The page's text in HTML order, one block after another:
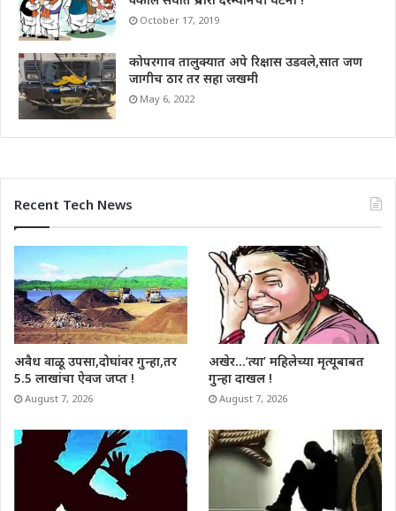
October 17, 2019
कोपरगाव तालुक्यात अपे रिक्षास उडवले,सात जण
जागीच ठार तर सहा जखमी
May 6, 2022
Recent Tech News
अवैध वाळू उपसा,दोघांवर गुन्हा,तर
5.5 लाखांचा ऐवज जप्त !
August 7, 2026
अखेर…’त्या’ महिलेच्या मृत्यूबाबत
गुन्हा दाखल !
August 7, 2026